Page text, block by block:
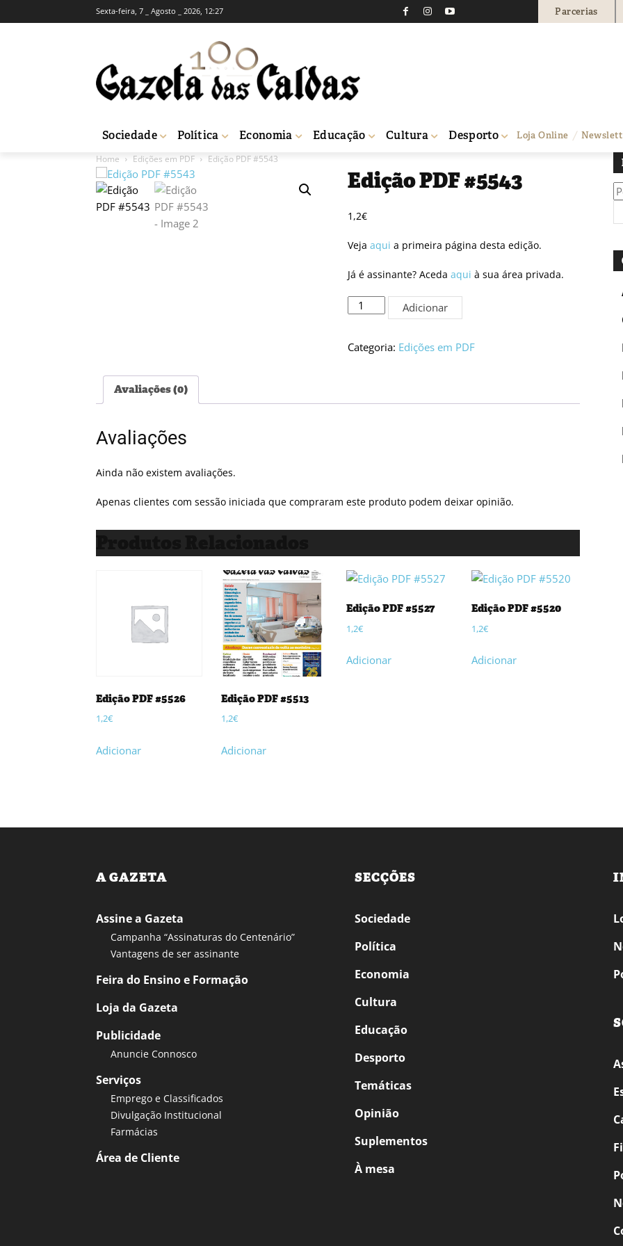
Sexta-feira, 7 _ Agosto _ 2026, 12:27 Parcerias
Sociedade Política Economia Educação Cultura Desporto Loja Online
Home Edições em PDF Edição PDF #5543
Edição PDF #5543
1,2€
Veja aqui a primeira página desta edição.
Já é assinante? Aceda aqui à sua área privada.
Quantidade
de
PDF
Adicionar
Categoria: Edições em PDF
Avaliações (0)
Avaliações
Ainda não existem avaliações.
Apenas clientes com sessão iniciada que compraram este produto podem deixar opinião.
Edição PDF #5526
1,2€
Adicionar
Edição PDF #5513
1,2€
Adicionar
Edição PDF #5527
1,2€
Adicionar
Edição PDF #5520
1,2€
Adicionar
A GAZETA
Assine a Gazeta
Campanha “Assinaturas do Centenário”
Vantagens de ser assinante
Feira do Ensino e Formação
Loja da Gazeta
Publicidade
Anuncie Connosco
Serviços
Emprego e Classificados
Divulgação Institucional
Farmácias
Área de Cliente
SECÇÕES
Sociedade
Política
Economia
Cultura
Educação
Desporto
Temáticas
Opinião
Suplementos
À mesa